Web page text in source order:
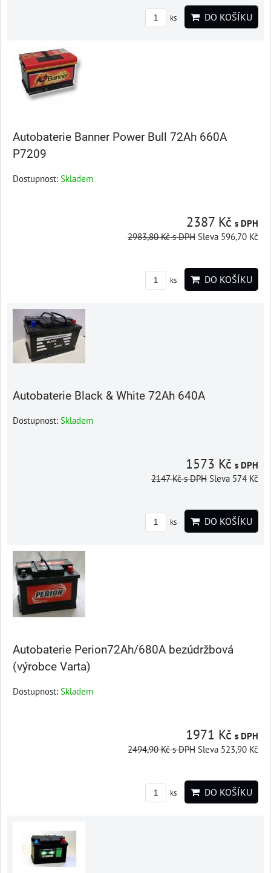
ks DO KOŠÍKU
Autobaterie Banner Power Bull 72Ah 660A
P7209
Dostupnost: Skladem
2387 Kč s DPH
2983,80 Kčs DPH Sleva 596,70 Kč
ks DO KOŠÍKU
Autobaterie Black & White 72Ah 640A
Dostupnost: Skladem
1573 Kč s DPH
2147 Kčs DPH Sleva 574 Kč
ks DO KOŠÍKU
Autobaterie Perion72Ah/680A bezúdržbová
(výrobce Varta)
Dostupnost: Skladem
1971 Kč s DPH
2494,90 Kčs DPH Sleva 523,90 Kč
ks DO KOŠÍKU